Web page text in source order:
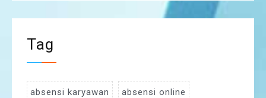
Tag
absensi karyawan absensi online